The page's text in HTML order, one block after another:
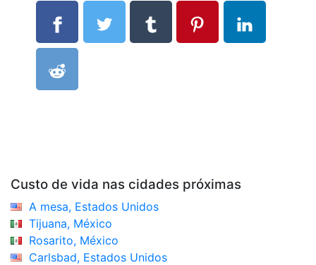
Custo de vida nas cidades próximas
A mesa, Estados Unidos
Tijuana, México
Rosarito, México
Carlsbad, Estados Unidos